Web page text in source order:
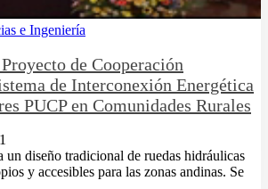
e Ingeniería
de Cooperación
de Interconexión Energética
PUCP en Comunidades Rurales
un diseño tradicional de ruedas hidráulicas
y accesibles para las zonas andinas. Se